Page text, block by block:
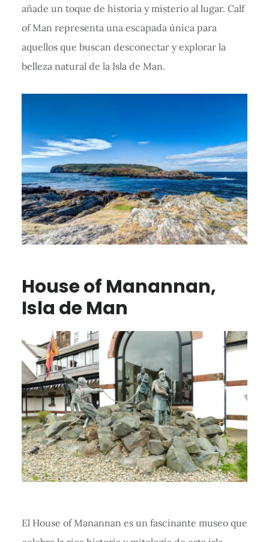
añade un toque de historia y misterio al lugar. Calf
of Man representa una escapada única para
aquellos que buscan desconectar y explorar la
belleza natural de la Isla de Man.
House of Manannan,
Isla de Man
El House of Manannan es un fascinante museo que